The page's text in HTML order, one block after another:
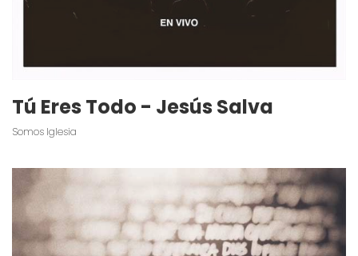
Tú Eres Todo - Jesús Salva
Somos Iglesia